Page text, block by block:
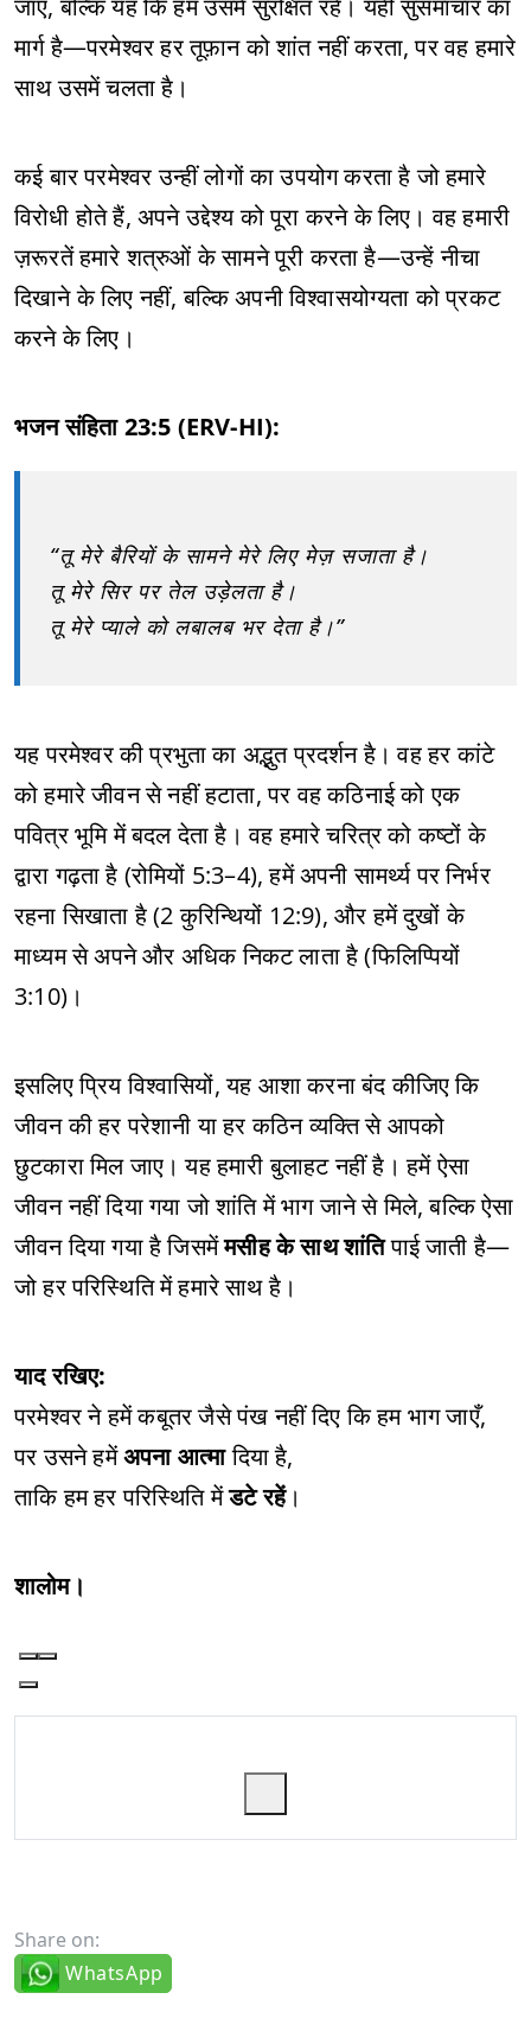
मार्ग है—परमेश्वर हर तूफ़ान को शांत नहीं करता, पर वह हमारे
साथ उसमें चलता है।
कई बार परमेश्वर उन्हीं लोगों का उपयोग करता है जो हमारे
विरोधी होते हैं, अपने उद्देश्य को पूरा करने के लिए। वह हमारी
ज़रूरतें हमारे शत्रुओं के सामने पूरी करता है—उन्हें नीचा
दिखाने के लिए नहीं, बल्कि अपनी विश्वासयोग्यता को प्रकट
करने के लिए।
भजन संहिता 23:5 (ERV-HI):
“तू मेरे बैरियों के सामने मेरे लिए मेज़ सजाता है।
तू मेरे सिर पर तेल उड़ेलता है।
तू मेरे प्याले को लबालब भर देता है।”
यह परमेश्वर की प्रभुता का अद्भुत प्रदर्शन है। वह हर कांटे
को हमारे जीवन से नहीं हटाता, पर वह कठिनाई को एक
पवित्र भूमि में बदल देता है। वह हमारे चरित्र को कष्टों के
द्वारा गढ़ता है (रोमियों 5:3–4), हमें अपनी सामर्थ्य पर निर्भर
रहना सिखाता है (2 कुरिन्थियों 12:9), और हमें दुखों के
माध्यम से अपने और अधिक निकट लाता है (फिलिप्पियों
3:10)।
इसलिए प्रिय विश्वासियों, यह आशा करना बंद कीजिए कि
जीवन की हर परेशानी या हर कठिन व्यक्ति से आपको
छुटकारा मिल जाए। यह हमारी बुलाहट नहीं है। हमें ऐसा
जीवन नहीं दिया गया जो शांति में भाग जाने से मिले, बल्कि ऐसा
जीवन दिया गया है जिसमेंमसीह के साथ शांतिपाई जाती है—
जो हर परिस्थिति में हमारे साथ है।
याद रखिए:
परमेश्वर ने हमें कबूतर जैसे पंख नहीं दिए कि हम भाग जाएँ,
पर उसने हमेंअपना आत्मादिया है,
ताकि हम हर परिस्थिति मेंडटे रहें।
शालोम।
Share on:
WhatsApp